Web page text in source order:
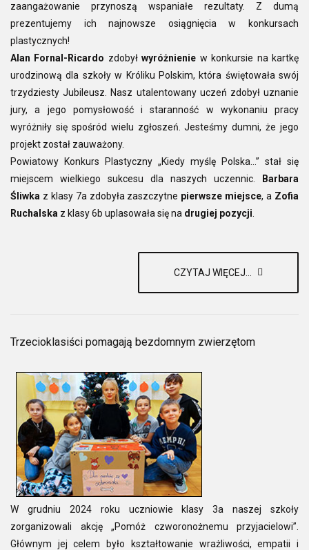
zaangażowanie przynoszą wspaniałe rezultaty. Z dumą
prezentujemy ich najnowsze osiągnięcia w konkursach
plastycznych!
Alan Fornal-Ricardo zdobyłwyróżnienie w konkursie na kartkę
urodzinową dla szkoły w Króliku Polskim, która świętowała swój
trzydziesty Jubileusz. Nasz utalentowany uczeń zdobył uznanie
jury, a jego pomysłowość i staranność w wykonaniu pracy
wyróżniły się spośród wielu zgłoszeń. Jesteśmy dumni, że jego
projekt został zauważony.
Powiatowy Konkurs Plastyczny „Kiedy myślę Polska…” stał się
miejscem wielkiego sukcesu dla naszych uczennic.
Barbara
Śliwka z klasy 7a zdobyła zaszczytne pierwsze miejsce, a Zofia
Ruchalska z klasy 6b uplasowała się na drugiej pozycji
CZYTAJ WIĘCEJ...
Trzecioklasiści pomagają bezdomnym zwierzętom
W grudniu 2024 roku uczniowie klasy 3a naszej szkoły
zorganizowali akcję „Pomóż czworonożnemu przyjacielowi”.
Głównym jej celem było kształtowanie wrażliwości, empatii i